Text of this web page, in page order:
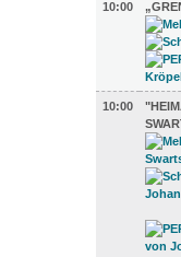
10:00
10:00